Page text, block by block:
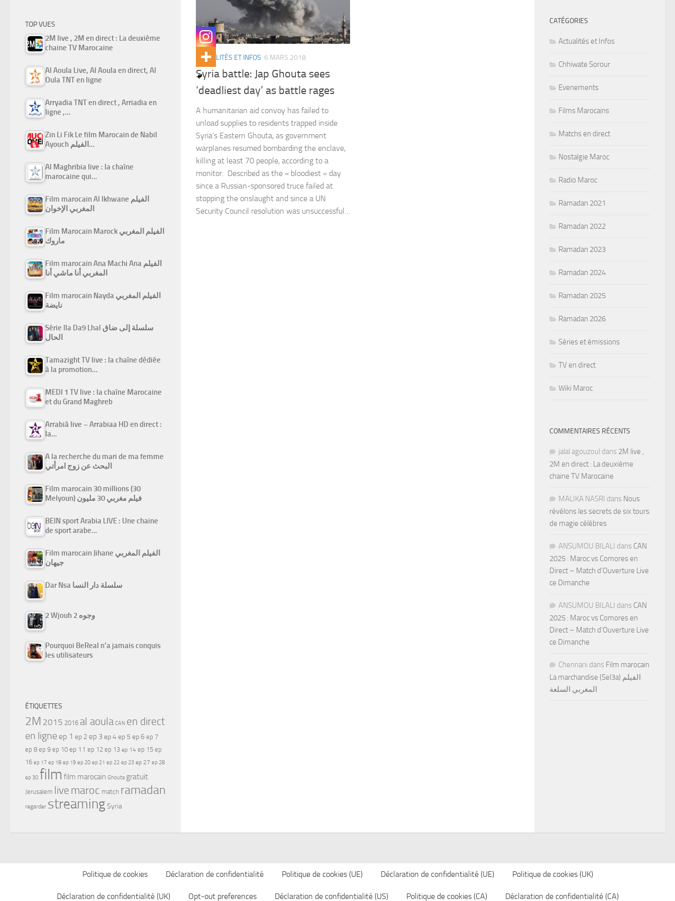
ACTUALITÉS ET INFOS 6 MARS 2018
Syria battle: Jap Ghouta sees
‘deadliest day’ as battle rages
A humanitarian aid convoy has failed to
unload supplies to residents trapped inside
Syria’s Eastern Ghouta, as government
warplanes resumed bombarding the enclave,
killing at least 70 people, according to a
monitor. Described as the « bloodiest » day
since a Russian-sponsored truce failed at
stopping the onslaught and since a UN
Security Council resolution was unsuccessful…
TOP VUES
2M live , 2M en direct : La deuxième
chaine TV Marocaine
Al Aoula Live, Al Aoula en direct, Al
Oula TNT en ligne
Arryadia TNT en direct , Arriadia en
ligne ,…
Zin Li Fik Le film Marocain de Nabil
Ayouch الفيلم…
Al Maghribia live : la chaîne
marocaine qui…
Film marocain Al Ikhwane الفيلم
المغربي الإخوان
Film Marocain Marock الفيلم المغربي
ماروك
Film marocain Ana Machi Ana الفيلم
المغربي أنا ماشي أنا
Film marocain Nayda الفيلم المغربي
نايضة
Série Ila Da9 Lhal سلسلة إلى ضاق
الحال
Tamazight TV live : la chaîne dédiée
à la promotion…
MEDI 1 TV live : la chaîne Marocaine
et du Grand Maghreb
Arrabiâ live – Arrabiaa HD en direct :
la…
A la recherche du mari de ma femme
البحث عن زوج امرأتي
Film marocain 30 millions (30
Melyoun) فيلم مغربي 30 مليون
BEIN sport Arabia LIVE : Une chaine
de sport arabe…
Film marocain Jihane الفيلم المغربي
جيهان
Dar Nsa سلسلة دار النسا
2 Wjouh 2 وجوه
Pourquoi BeReal n’a jamais conquis
les utilisateurs
ÉTIQUETTES
2M 2015 2016 al aoula CAN en direct
en ligne ep 1 ep 2 ep 3ep 4ep 5 ep 6 ep 7
ep 8 ep 9 ep 10 ep 11 ep 12 ep 13 ep 14 ep 15 ep
16 ep 17 ep 18 ep 19 ep 20 ep 21 ep 22 ep 23 ep 27 ep 28
ep 30 film film marocain Ghouta gratuit
Jerusalem live maroc match ramadan
regarder streamingSyria
CATÉGORIES
Actualités et Infos
Chhiwate Sorour
Evenements
Films Marocains
Matchs en direct
Nostalgie Maroc
Radio Maroc
Ramadan 2021
Ramadan 2022
Ramadan 2023
Ramadan 2024
Ramadan 2025
Ramadan 2026
Séries et émissions
TV en direct
Wiki Maroc
COMMENTAIRES RÉCENTS
jalal agouzoul dans 2M live ,
2M en direct : La deuxième
chaine TV Marocaine
MALIKA NASRI dans Nous
révélons les secrets de six tours
de magie célèbres
ANSUMOU BILALI dans CAN
2025 : Maroc vs Comores en
Direct – Match d’Ouverture Live
ce Dimanche
ANSUMOU BILALI dans CAN
2025 : Maroc vs Comores en
Direct – Match d’Ouverture Live
ce Dimanche
Chennani dans Film marocain
La marchandise (Sel3a) الفيلم
المغربي السلعة
Politique de cookies Déclaration de confidentialité Politique de cookies (UE) Déclaration de confidentialité (UE) Politique de cookies (UK)
Déclaration de confidentialité (UK) Opt-out preferences Déclaration de confidentialité (US) Politique de cookies (CA) Déclaration de confidentialité (CA)